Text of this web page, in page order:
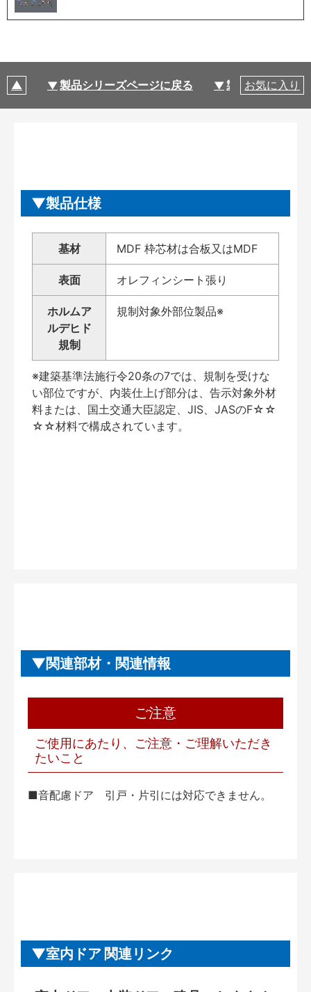
製品シリーズページに戻る 製品仕様
お気に入り
製品仕様
基材 MDF 枠芯材は合板又はMDF
表面 オレフィンシート張り
ホルムア
ルデヒド
規制
規制対象外部位製品※
※建築基準法施行令20条の7では、規制を受けな
い部位ですが、内装仕上げ部分は、告示対象外材
料または、国土交通大臣認定、JIS、JASのF☆☆
☆☆材料で構成されています。
関連部材・関連情報
ご注意
ご使用にあたり、ご注意・ご理解いただき
たいこと
■音配慮ドア 引戸・片引には対応できません。
室内ドア 関連リンク